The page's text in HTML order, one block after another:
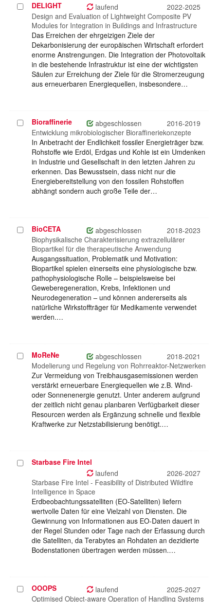
Projekt
auswählen
DELIGHT laufend
2022-2025
Design and Evaluation of Lightweight Composite PV
Modules for Integration in Buildings and Infrastructure
Das Erreichen der ehrgeizigen Ziele der
Dekarbonisierung der europäischen Wirtschaft erfordert
enorme Anstrengungen. Die Integration der Photovoltaik
in die bestehende Infrastruktur ist eine der wichtigsten
Säulen zur Erreichung der Ziele für die Stromerzeugung
aus erneuerbaren Energiequellen, insbesondere…
Projekt
auswählen
Bioraffinerie abgeschlossen
2016-2019
Entwicklung mikrobiologischer Bioraffineriekonzepte
In Anbetracht der Endlichkeit fossiler Energieträger bzw.
Rohstoffe wie Erdöl, Erdgas und Kohle ist ein Umdenken
in Industrie und Gesellschaft in den letzten Jahren zu
erkennen. Das Bewusstsein, dass nicht nur die
Energiebereitstellung von den fossilen Rohstoffen
abhängt sondern auch große Teile der…
Projekt
auswählen
BioCETA abgeschlossen
2018-2023
Biophysikalische Charakterisierung extrazellulärer
Biopartikel für die therapeutische Anwendung
Ausgangssituation, Problematik und Motivation:
Biopartikel spielen einerseits eine physiologische bzw.
pathophysiologische Rolle – beispielsweise bei
Geweberegeneration, Krebs, Infektionen und
Neurodegeneration – und können andererseits als
natürliche Wirkstoffträger für Medikamente verwendet
werden.…
Projekt
auswählen
MoReNe abgeschlossen
2018-2021
Modelierung und Regelung von Rohrreaktor-Netzwerken
Zur Vermeidung von Treibhausgasemissionen werden
verstärkt erneuerbare Energiequellen wie z.B. Wind-
oder Sonnenenergie genutzt. Unter anderem aufgrund
der zeitlich nicht genau planbaren Verfügbarkeit dieser
Resourcen werden als Ergänzung schnelle und flexible
Kraftwerke zur Netzstabilisierung benötigt.…
ProjektStarbase Fire Intel
laufend
2026-2027
Starbase Fire Intel - Feasibility of Distributed Wildfire
Intelligence in Space
Erdbeobachtungssatelliten (EO-Satelliten) liefern
wertvolle Daten für eine Vielzahl von Diensten. Die
Gewinnung von Informationen aus EO-Daten dauert in
der Regel Stunden oder Tage nach der Erfassung durch
die Satelliten, da Terabytes an Rohdaten an dezidierte
Bodenstationen übertragen werden müssen.…
Projekt
auswählen
OOOPS laufend
2025-2027
Optimised Object-aware Operation of Handling Systems